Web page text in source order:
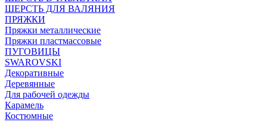
ШЕРСТЬ ДЛЯ ВАЛЯНИЯ
ПРЯЖКИ
Пряжки металлические
Пряжки пластмассовые
ПУГОВИЦЫ
SWAROVSKI
Декоративные
Деревянные
Для рабочей одежды
Карамель
Костюмные